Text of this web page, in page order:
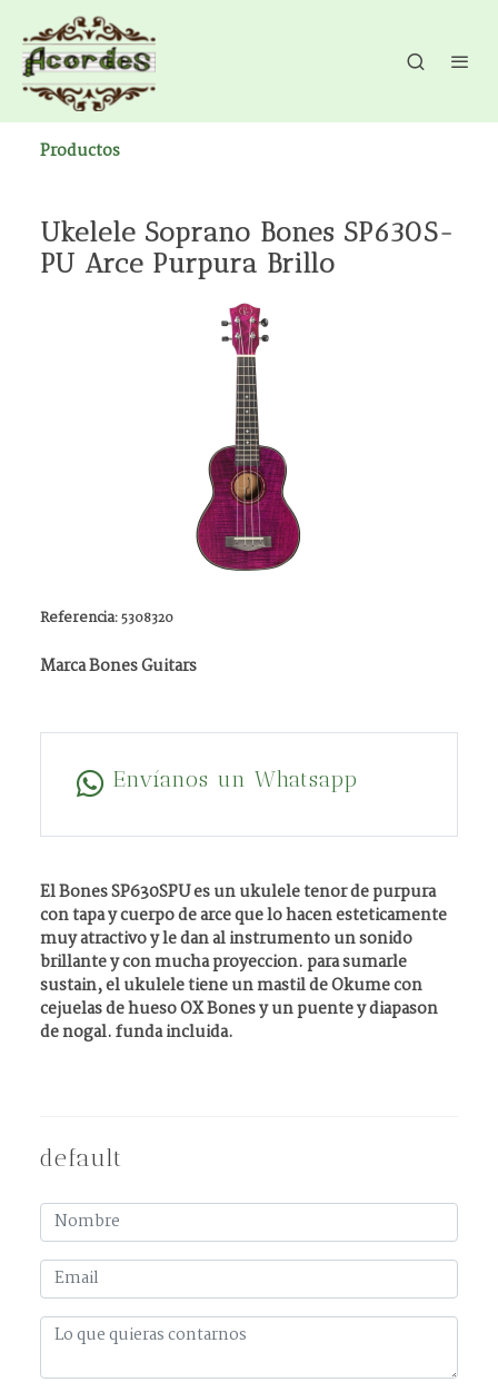
Productos
Ukelele Soprano Bones SP630S-
PU Arce Purpura Brillo
Referencia:5308320
Marca Bones Guitars
Envíanos un Whatsapp
El Bones SP630SPU es un ukulele tenor de purpura
con tapa y cuerpo de arce que lo hacen esteticamente
muy atractivo y le dan al instrumento un sonido
brillante y con mucha proyeccion. para sumarle
sustain, el ukulele tiene un mastil de Okume con
cejuelas de hueso OX Bones y un puente y diapason
de nogal. funda incluida.
default